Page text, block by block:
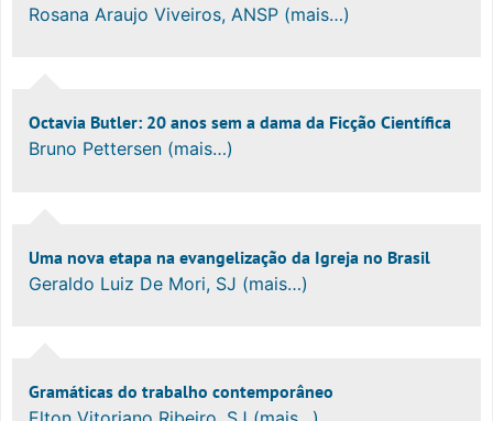
Rosana Araujo Viveiros, ANSP (mais…)
Octavia Butler: 20 anos sem a dama da Ficção Científica
Bruno Pettersen (mais…)
Uma nova etapa na evangelização da Igreja no Brasil
Geraldo Luiz De Mori, SJ (mais…)
Gramáticas do trabalho contemporâneo